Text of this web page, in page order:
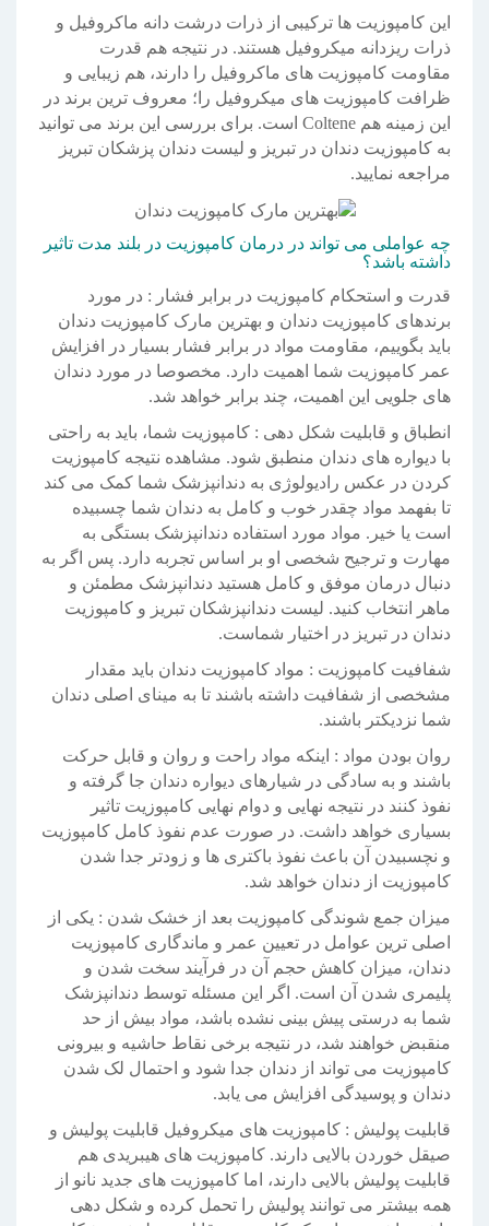
این کامپوزیت ها ترکیبی از ذرات درشت دانه ماکروفیل و
ذرات ریزدانه میکروفیل هستند. در نتیجه هم قدرت
مقاومت کامپوزیت های ماکروفیل را دارند، هم زیبایی و
ظرافت کامپوزیت های میکروفیل را؛ معروف ترین برند در
این زمینه هم Coltene است. برای بررسی این برند می توانید
به کامپوزیت دندان در تبریز و لیست دندان پزشکان تبریز
مراجعه نمایید.
چه عواملی می تواند در درمان کامپوزیت در بلند مدت تاثیر
داشته باشد؟
قدرت و استحکام کامپوزیت در برابر فشار : در مورد
برندهای کامپوزیت دندان و بهترین مارک کامپوزیت دندان
باید بگوییم، مقاومت مواد در برابر فشار بسیار در افزایش
عمر کامپوزیت شما اهمیت دارد. مخصوصا در مورد دندان
های جلویی این اهمیت، چند برابر خواهد شد.
انطباق و قابلیت شکل دهی : کامپوزیت شما، باید به راحتی
با دیواره های دندان منطبق شود. مشاهده نتیجه کامپوزیت
کردن در عکس رادیولوژی به دندانپزشک شما کمک می کند
تا بفهمد مواد چقدر خوب و کامل به دندان شما چسبیده
است یا خیر. مواد مورد استفاده دندانپزشک بستگی به
مهارت و ترجیح شخصی او بر اساس تجربه دارد. پس اگر به
دنبال درمان موفق و کامل هستید دندانپزشک مطمئن و
ماهر انتخاب کنید. لیست دندانپزشکان تبریز و کامپوزیت
دندان در تبریز در اختیار شماست.
شفافیت کامپوزیت : مواد کامپوزیت دندان باید مقدار
مشخصی از شفافیت داشته باشند تا به مینای اصلی دندان
شما نزدیکتر باشند.
روان بودن مواد : اینکه مواد راحت و روان و قابل حرکت
باشند و به سادگی در شیارهای دیواره دندان جا گرفته و
نفوذ کنند در نتیجه نهایی و دوام نهایی کامپوزیت تاثیر
بسیاری خواهد داشت. در صورت عدم نفوذ کامل کامپوزیت
و نچسبیدن آن باعث نفوذ باکتری ها و زودتر جدا شدن
کامپوزیت از دندان خواهد شد.
میزان جمع شوندگی کامپوزیت بعد از خشک شدن : یکی از
اصلی ترین عوامل در تعیین عمر و ماندگاری کامپوزیت
دندان، میزان کاهش حجم آن در فرآیند سخت شدن و
پلیمری شدن آن است. اگر این مسئله توسط دندانپزشک
شما به درستی پیش بینی نشده باشد، مواد بیش از حد
منقبض خواهند شد، در نتیجه برخی نقاط حاشیه و بیرونی
کامپوزیت می تواند از دندان جدا شود و احتمال لک شدن
دندان و پوسیدگی افزایش می یابد.
قابلیت پولیش : کامپوزیت های میکروفیل قابلیت پولیش و
صیقل خوردن بالایی دارند. کامپوزیت های هیبریدی هم
قابلیت پولیش بالایی دارند، اما کامپوزیت های جدید نانو از
همه بیشتر می توانند پولیش را تحمل کرده و شکل دهی